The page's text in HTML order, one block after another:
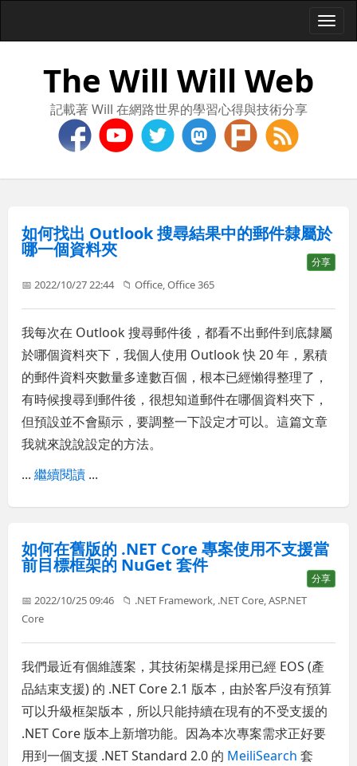
The Will Will Web
記載著 Will 在網路世界的學習心得與技術分享
如何找出 Outlook 搜尋結果中的郵件隸屬於
哪一個資料夾
分享
📅 2022/10/27 22:44 📁Office ,Office 365
我每次在 Outlook 搜尋郵件後，都看不出郵件到底隸屬
於哪個資料夾下，我個人使用 Outlook 快 20 年，累積
的郵件資料夾數量多達數百個，根本已經懶得整理了，
有時候搜尋到郵件後，很想知道郵件在哪個資料夾下，
但預設並不會顯示，要調整一下設定才可以。這篇文章
我就來說說設定的方法。
...繼續閱讀 ...
如何在舊版的 .NET Core 專案使用不支援當
前目標框架的 NuGet 套件
分享
📅 2022/10/25 09:46 📁 .NET Framework, .NET Core,ASP.NET
Core
我們最近有個維護案，其技術架構是採用已經 EOS (產
品結束支援) 的 .NET Core 2.1 版本，由於客戶沒有預算
可以升級框架版本，所以只能持續在現有的不受支援的
.NET Core 版本上新增功能。因為本次專案需求正好要
用到一個支援 .NET Standard 2.0 的 MeiliSearch 套